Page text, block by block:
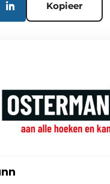
Kopieer